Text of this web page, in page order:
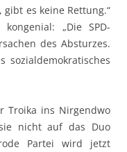
es keine Rettung.“
„Die SPD-
des Absturzes.
sozialdemokratisches
Troika ins Nirgendwo
nicht auf das Duo
Partei wird jetzt